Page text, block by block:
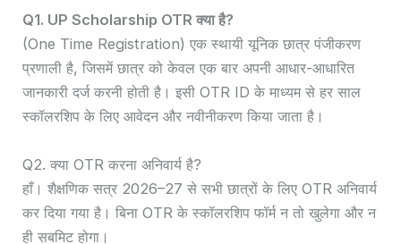
Q1. UP Scholarship OTR क्या है?
(One Time Registration) एक स्थायी यूनिक छात्र पंजीकरण
प्रणाली है, जिसमें छात्र को केवल एक बार अपनी आधार-आधारित
जानकारी दर्ज करनी होती है। इसी OTR ID के माध्यम से हर साल
स्कॉलरशिप के लिए आवेदन और नवीनीकरण किया जाता है।
Q2. क्या OTR करना अनिवार्य है?
हाँ। शैक्षणिक सत्र 2026–27 से सभी छात्रों के लिए OTR अनिवार्य
कर दिया गया है। बिना OTR के स्कॉलरशिप फॉर्म न तो खुलेगा और न
ही सबमिट होगा।